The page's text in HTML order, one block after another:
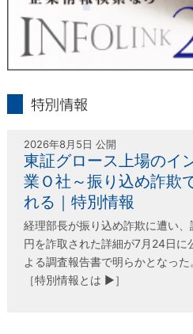
受付時間 平日9：00～17：00
2026年8月5日 公開
東証グロース上場のイ
業Ｏ社～振り込め詐欺
れる｜特別情報
経理部長が振り込め詐欺に遭い
円を詐取された詳細が7月24日に
よる調査報告書で明らかとなっ
［特別情報とは ▶］